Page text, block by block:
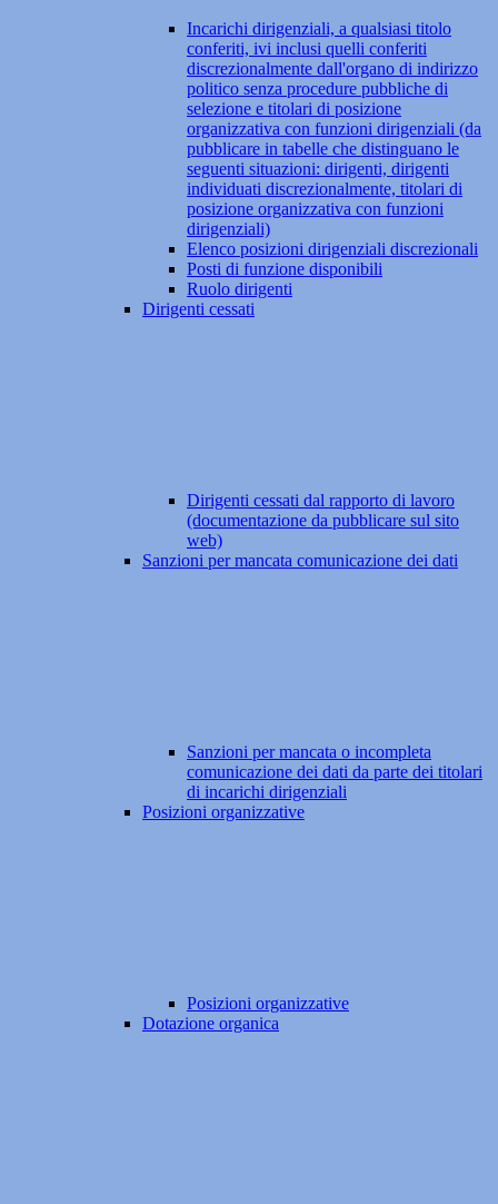
Incarichi dirigenziali, a qualsiasi titolo
conferiti, ivi inclusi quelli conferiti
discrezionalmente dall'organo di indirizzo
politico senza procedure pubbliche di
selezione e titolari di posizione
organizzativa con funzioni dirigenziali (da
pubblicare in tabelle che distinguano le
seguenti situazioni: dirigenti, dirigenti
individuati discrezionalmente, titolari di
posizione organizzativa con funzioni
dirigenziali)
Elenco posizioni dirigenziali discrezionali
Posti di funzione disponibili
Ruolo dirigenti
Dirigenti cessati
Dirigenti cessati dal rapporto di lavoro
(documentazione da pubblicare sul sito
web)
Sanzioni per mancata comunicazione dei dati
Sanzioni per mancata o incompleta
comunicazione dei dati da parte dei titolari
di incarichi dirigenziali
Posizioni organizzative
Posizioni organizzative
Dotazione organica